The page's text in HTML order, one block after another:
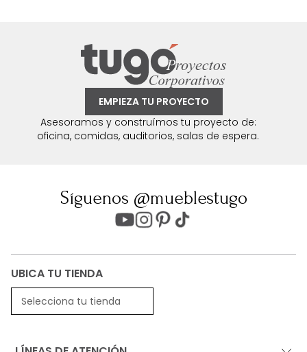
EMPIEZA TU PROYECTO
Asesoramos y construímos tu proyecto de:
oficina, comidas, auditorios, salas de espera.
Síguenos @mueblestugo
UBICA TU TIENDA
Selecciona tu tienda